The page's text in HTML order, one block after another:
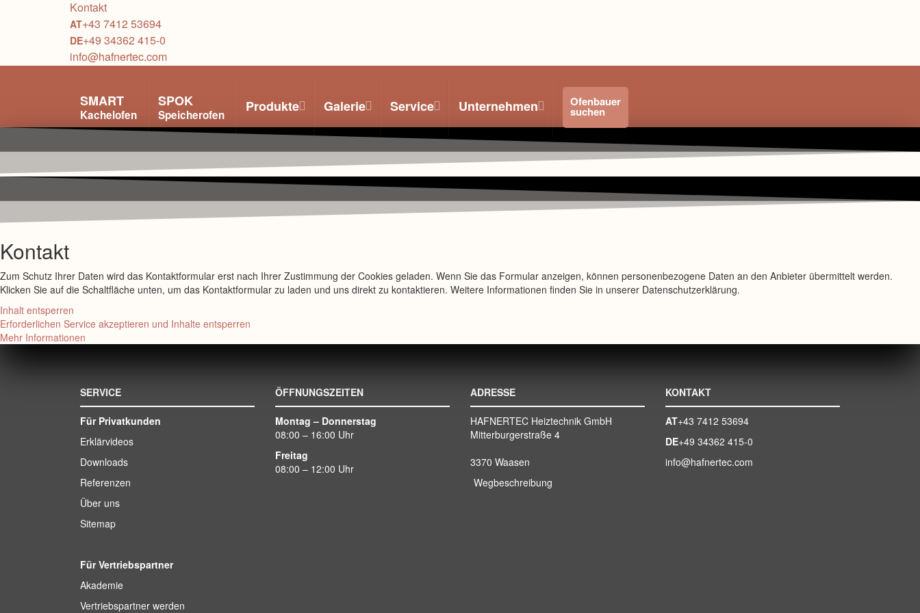
Kontakt
+43 7412 53694
+49 34362 415-0
info@hafnertec.com
SMART
Kachelofen
SPOK
Speicherofen Produkte Galerie Service Unternehmen Ofenbauer
suchen
Kontakt
Zum Schutz Ihrer Daten wird das Kontaktformular erst nach Ihrer Zustimmung der Cookies geladen. Wenn Sie das Formular anzeigen, können personenbezogene Daten an den Anbieter übermittelt werden.
Klicken Sie auf die Schaltfläche unten, um das Kontaktformular zu laden und uns direkt zu kontaktieren. Weitere Informationen finden Sie in unserer Datenschutzerklärung.
Inhalt entsperren
Erforderlichen Service akzeptieren und Inhalte entsperren
Mehr Informationen
SERVICE
Für Privatkunden
Erklärvideos
Downloads
Referenzen
Über uns
Sitemap
Für Vertriebspartner
Akademie
Vertriebspartner werden
ÖFFNUNGSZEITEN
Montag – Donnerstag
08:00 – 16:00 Uhr
Freitag
08:00 – 12:00 Uhr
ADRESSE
HAFNERTEC Heiztechnik GmbH
Mitterburgerstraße 4
3370 Waasen
Wegbeschreibung
KONTAKT
+43 7412 53694
+49 34362 415-0
info@hafnertec.com